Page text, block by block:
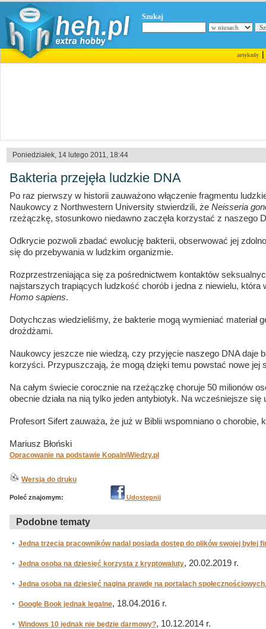
Szukaj
artykuły|
Poniedziałek, 14 lutego 2011, 18:44
Bakteria przejęła ludzkie DNA
Po raz pierwszy w historii zauważono włączenie fragmentu
Naukowcy z Northwestern University stwierdzili, że Neisseria
rzeżączkę, stosunkowo niedawno zaczęła korzystać z naszego
Odkrycie pozwoli zbadać ewolucję bakterii, obserwować jej
się do przebywania w ludzkim organizmie.
Rozprzestrzeniająca się za pośrednictwem kontaktów
najstarszych trapiących ludzkość chorób i jedna z niewielu, która
Homo sapiens.
Dotychczas wiedzieliśmy, że bakterie mogą wymieniać materiał
drożdżami.
Naukowcy jeszcze nie wiedzą, czy przyjęcie naszego DNA daje
korzyści. Przypuszczają, że mogą dzięki temu powstać nowe jej
Na całym świecie corocznie na rzeżączkę choruje 50 milionów
obecnie działa na nią tylko jeden antybiotyk. Na wcześniejsze się
Profesort Sifert zauważa, że już w Biblii wspomniano o chorobie,
Mariusz Błoński
Opracowanie na podstawie KopalniWiedzy.pl
Wersja do druku
Poleć znajomym: Udostępnij
Podobne tematy
Jedna trzecia pracowników nadal posiada dostęp do plików swojej byłej
Jedna osoba na dziesięć korzysta z kryptowaluty, 20.02.2019 r.
Jedna osoba na dziesięć nagina prawdę na portalach
Google Book jednak legalne, 18.04.2016 r.
Windows 10 jednak nie będzie darmowy?, 10.12.2014 r.